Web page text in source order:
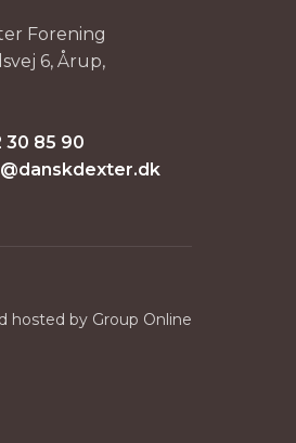
Forening
6, Årup,
30 85 90
hosted by Group Online